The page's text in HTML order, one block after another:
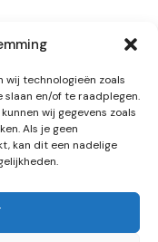
wij technologieën zoals
en/of te raadplegen.
wij gegevens zoals
Als je geen
kan dit een nadelige
veel tijd door in ons
we van jouw huis